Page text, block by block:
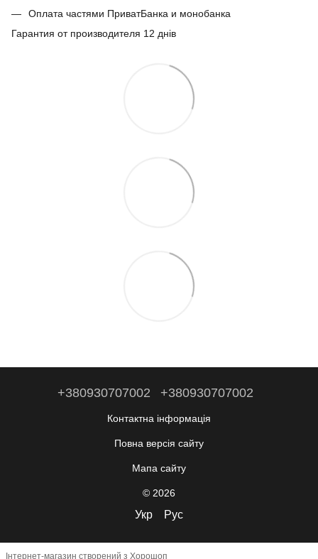
Оплата частями ПриватБанка и монобанка
Гарантия от производителя 12 днів
+380930707002 +380930707002
Контактна інформація
Повна версія сайту
Мапа сайту
© 2026
Укр Рус
Інтернет-магазин створений з Хорошоп